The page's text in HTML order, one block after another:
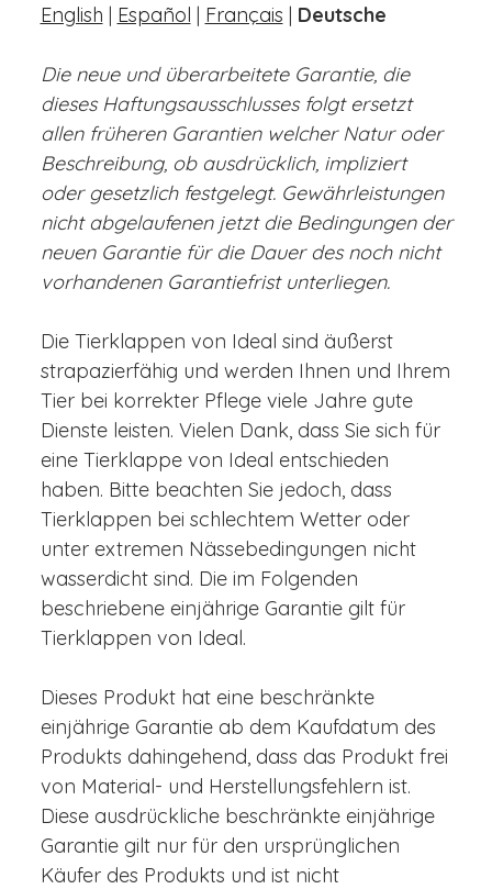
English | Español | Français | Deutsche
Die neue und überarbeitete Garantie, die
dieses Haftungsausschlusses folgt ersetzt
allen früheren Garantien welcher Natur oder
Beschreibung, ob ausdrücklich, impliziert
oder gesetzlich festgelegt. Gewährleistungen
nicht abgelaufenen jetzt die Bedingungen der
neuen Garantie für die Dauer des noch nicht
vorhandenen Garantiefrist unterliegen.
Die Tierklappen von Ideal sind äußerst
strapazierfähig und werden Ihnen und Ihrem
Tier bei korrekter Pflege viele Jahre gute
Dienste leisten. Vielen Dank, dass Sie sich für
eine Tierklappe von Ideal entschieden
haben. Bitte beachten Sie jedoch, dass
Tierklappen bei schlechtem Wetter oder
unter extremen Nässebedingungen nicht
wasserdicht sind. Die im Folgenden
beschriebene einjährige Garantie gilt für
Tierklappen von Ideal.
Dieses Produkt hat eine beschränkte
einjährige Garantie ab dem Kaufdatum des
Produkts dahingehend, dass das Produkt frei
von Material- und Herstellungsfehlern ist.
Diese ausdrückliche beschränkte einjährige
Garantie gilt nur für den ursprünglichen
Käufer des Produkts und ist nicht